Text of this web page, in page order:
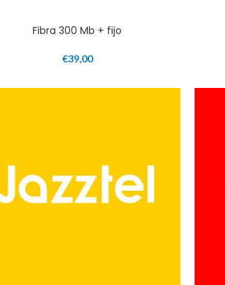
Fibra 300 Mb + fijo
€39,00